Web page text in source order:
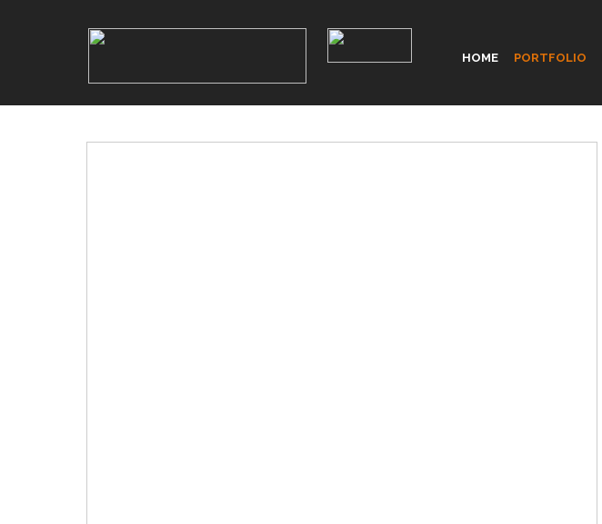
HOME PORTFOLIO